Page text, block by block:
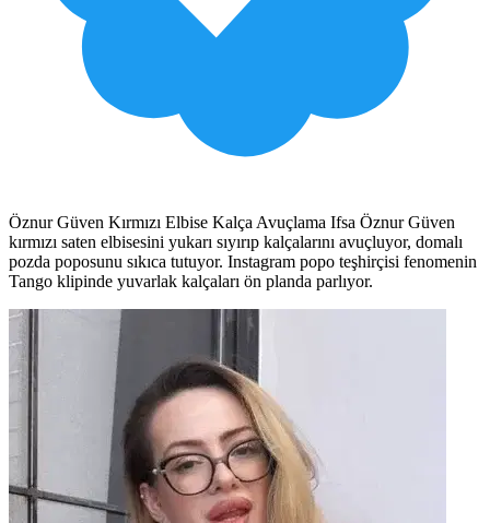
Öznur Güven Kırmızı Elbise Kalça Avuçlama Ifsa Öznur Güven
kırmızı saten elbisesini yukarı sıyırıp kalçalarını avuçluyor, domalı
pozda poposunu sıkıca tutuyor. Instagram popo teşhirçisi fenomenin
Tango klipinde yuvarlak kalçaları ön planda parlıyor.